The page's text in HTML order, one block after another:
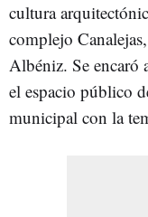
cultura
complejo
Albéniz. Se encaró
el espacio público
municipal con la